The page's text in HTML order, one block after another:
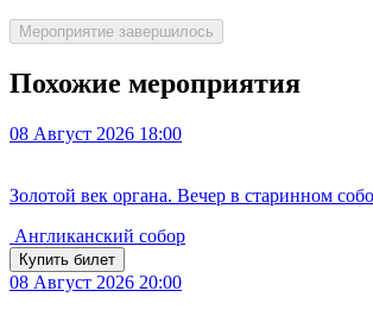
Мероприятие завершилось
Похожие мероприятия
08 Август 2026 18:00
Золотой век органа. Вечер в старинном
Англиканский собор
Купить билет
08 Август 2026 20:00